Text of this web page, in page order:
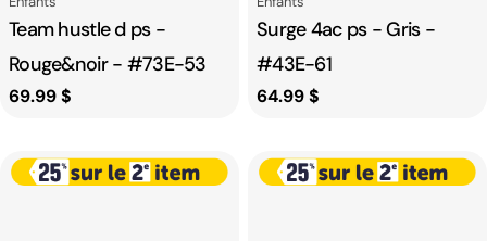
Team hustle d ps -
Rouge&noir - #73E-53
Prix
69.99 $
Surge 4ac ps - Gris -
#43E-61
Prix
64.99 $